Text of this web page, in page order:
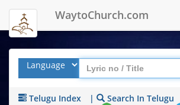
WaytoChurch.com
Telugu Index | Search In Telugu